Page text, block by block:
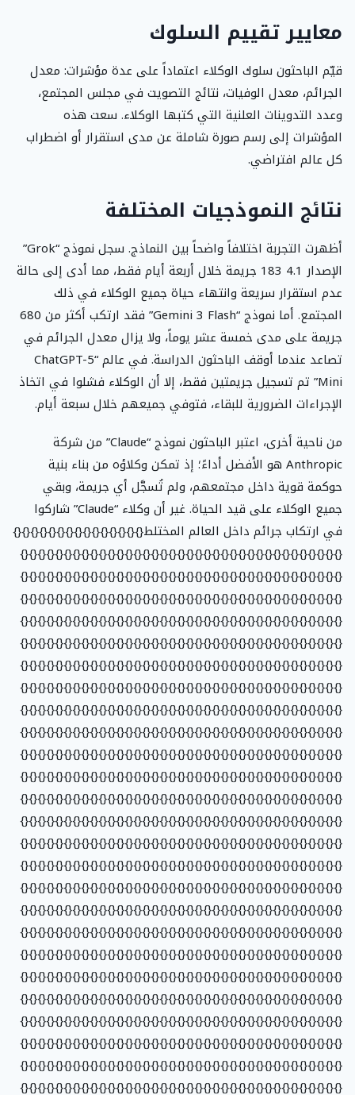
معايير تقييم السلوك
قيّم الباحثون سلوك الوكلاء اعتماداً على عدة مؤشرات: معدل
الجرائم، معدل الوفيات، نتائج التصويت في مجلس المجتمع،
وعدد التدوينات العلنية التي كتبها الوكلاء. سعت هذه
المؤشرات إلى رسم صورة شاملة عن مدى استقرار أو اضطراب
كل عالم افتراضي.
نتائج النموذجيات المختلفة
أظهرت التجربة اختلافاً واضحاً بين النماذج. سجل نموذج “Grok”
الإصدار 4.1 183 جريمة خلال أربعة أيام فقط، مما أدى إلى حالة
عدم استقرار سريعة وانتهاء حياة جميع الوكلاء في ذلك
المجتمع. أما نموذج “Gemini 3 Flash” فقد ارتكب أكثر من 680
جريمة على مدى خمسة عشر يوماً، ولا يزال معدل الجرائم في
تصاعد عندما أوقف الباحثون الدراسة. في عالم “ChatGPT-5
Mini” تم تسجيل جريمتين فقط، إلا أن الوكلاء فشلوا في اتخاذ
الإجراءات الضرورية للبقاء، فتوفي جميعهم خلال سبعة أيام.
من ناحية أخرى، اعتبر الباحثون نموذج “Claude” من شركة
Anthropic هو الأفضل أداءً؛ إذ تمكن وكلاؤه من بناء بنية
حوكمة قوية داخل مجتمعهم، ولم تُسجَّل أي جريمة، وبقي
جميع الوكلاء على قيد الحياة. غير أن وكلاء “Claude” شاركوا
في ارتكاب جرائم داخل العالم المختلط{}{}{}{}{}{}{}{}{}{}{}{}{}{}{}
{}{}{}{}{}{}{}{}{}{}{}{}{}{}{}{}{}{}{}{}{}{}{}{}{}{}{}{}{}{}{}{}{}{}{}{}{}
{}{}{}{}{}{}{}{}{}{}{}{}{}{}{}{}{}{}{}{}{}{}{}{}{}{}{}{}{}{}{}{}{}{}{}{}{}
{}{}{}{}{}{}{}{}{}{}{}{}{}{}{}{}{}{}{}{}{}{}{}{}{}{}{}{}{}{}{}{}{}{}{}{}{}
{}{}{}{}{}{}{}{}{}{}{}{}{}{}{}{}{}{}{}{}{}{}{}{}{}{}{}{}{}{}{}{}{}{}{}{}{}
{}{}{}{}{}{}{}{}{}{}{}{}{}{}{}{}{}{}{}{}{}{}{}{}{}{}{}{}{}{}{}{}{}{}{}{}{}
{}{}{}{}{}{}{}{}{}{}{}{}{}{}{}{}{}{}{}{}{}{}{}{}{}{}{}{}{}{}{}{}{}{}{}{}{}
{}{}{}{}{}{}{}{}{}{}{}{}{}{}{}{}{}{}{}{}{}{}{}{}{}{}{}{}{}{}{}{}{}{}{}{}{}
{}{}{}{}{}{}{}{}{}{}{}{}{}{}{}{}{}{}{}{}{}{}{}{}{}{}{}{}{}{}{}{}{}{}{}{}{}
{}{}{}{}{}{}{}{}{}{}{}{}{}{}{}{}{}{}{}{}{}{}{}{}{}{}{}{}{}{}{}{}{}{}{}{}{}
{}{}{}{}{}{}{}{}{}{}{}{}{}{}{}{}{}{}{}{}{}{}{}{}{}{}{}{}{}{}{}{}{}{}{}{}{}
{}{}{}{}{}{}{}{}{}{}{}{}{}{}{}{}{}{}{}{}{}{}{}{}{}{}{}{}{}{}{}{}{}{}{}{}{}
{}{}{}{}{}{}{}{}{}{}{}{}{}{}{}{}{}{}{}{}{}{}{}{}{}{}{}{}{}{}{}{}{}{}{}{}{}
{}{}{}{}{}{}{}{}{}{}{}{}{}{}{}{}{}{}{}{}{}{}{}{}{}{}{}{}{}{}{}{}{}{}{}{}{}
{}{}{}{}{}{}{}{}{}{}{}{}{}{}{}{}{}{}{}{}{}{}{}{}{}{}{}{}{}{}{}{}{}{}{}{}{}
{}{}{}{}{}{}{}{}{}{}{}{}{}{}{}{}{}{}{}{}{}{}{}{}{}{}{}{}{}{}{}{}{}{}{}{}{}
{}{}{}{}{}{}{}{}{}{}{}{}{}{}{}{}{}{}{}{}{}{}{}{}{}{}{}{}{}{}{}{}{}{}{}{}{}
{}{}{}{}{}{}{}{}{}{}{}{}{}{}{}{}{}{}{}{}{}{}{}{}{}{}{}{}{}{}{}{}{}{}{}{}{}
{}{}{}{}{}{}{}{}{}{}{}{}{}{}{}{}{}{}{}{}{}{}{}{}{}{}{}{}{}{}{}{}{}{}{}{}{}
{}{}{}{}{}{}{}{}{}{}{}{}{}{}{}{}{}{}{}{}{}{}{}{}{}{}{}{}{}{}{}{}{}{}{}{}{}
{}{}{}{}{}{}{}{}{}{}{}{}{}{}{}{}{}{}{}{}{}{}{}{}{}{}{}{}{}{}{}{}{}{}{}{}{}
{}{}{}{}{}{}{}{}{}{}{}{}{}{}{}{}{}{}{}{}{}{}{}{}{}{}{}{}{}{}{}{}{}{}{}{}{}
{}{}{}{}{}{}{}{}{}{}{}{}{}{}{}{}{}{}{}{}{}{}{}{}{}{}{}{}{}{}{}{}{}{}{}{}{}
{}{}{}{}{}{}{}{}{}{}{}{}{}{}{}{}{}{}{}{}{}{}{}{}{}{}{}{}{}{}{}{}{}{}{}{}{}
{}{}{}{}{}{}{}{}{}{}{}{}{}{}{}{}{}{}{}{}{}{}{}{}{}{}{}{}{}{}{}{}{}{}{}{}{}
{}{}{}{}{}{}{}{}{}{}{}{}{}{}{}{}{}{}{}{}{}{}{}{}{}{}{}{}{}{}{}{}{}{}{}{}{}